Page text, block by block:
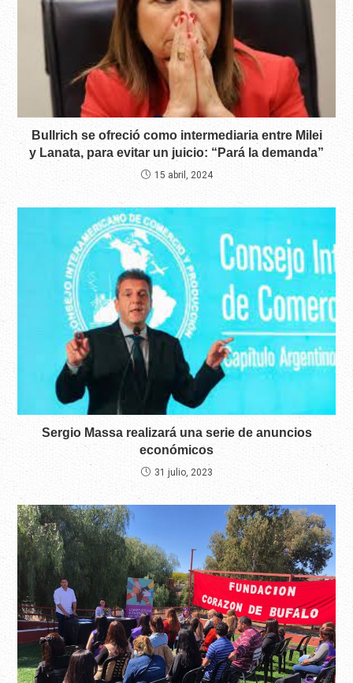
Bullrich se ofreció como intermediaria entre Milei
y Lanata, para evitar un juicio: “Pará la demanda”
15 abril, 2024
Sergio Massa realizará una serie de anuncios
económicos
31 julio, 2023